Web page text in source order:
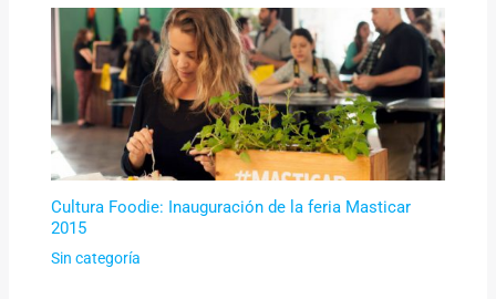
Cultura Foodie: Inauguración de la feria Masticar
2015
Sin categoría